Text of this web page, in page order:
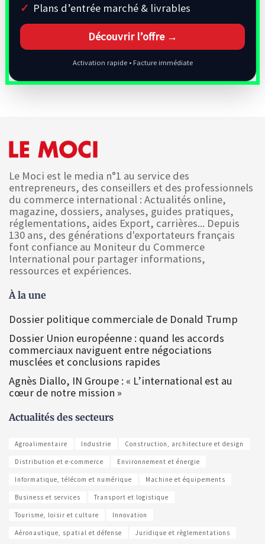
Plans d’entrée marché & livrables
Découvrir l’offre →
Activation rapide • Facture immédiate
Le Moci est le media n°1 au service des
entrepreneurs, des conseillers et des professionnels
du commerce international : Actualités online,
magazine, dossiers, analyses, guides pratiques,
réglementations, aides Export, carrières... Depuis
130 ans, des générations d'exportateurs français
font confiance au Moniteur du Commerce
International pour partager informations,
ressources et expériences.
À la une
Dossier politique commerciale de Donald Trump
Dossier Union européenne : quand les accords
commerciaux naviguent entre négociations
musclées et conclusions rapides
Agnès Diallo, IN Groupe : « L’international est au
cœur de notre mission »
Actualités des secteurs
Agroalimentaire Industrie Construction, architecture et design
Distribution et e-commerce Environnement et énergie
Informatique, télécom et numérique Machine et équipements
Business et services Transport et logistique
Tourisme, loisir et culture Innovation
Aéronautique, spatial et défense Juridique et règlementations